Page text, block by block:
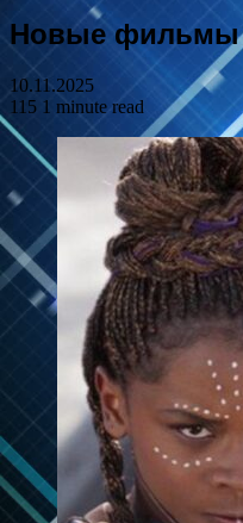
Новые фильмы
10.11.2025
115 1 minute read